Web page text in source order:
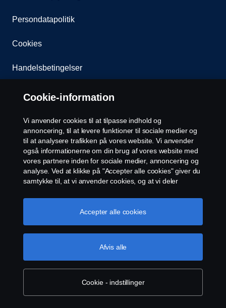
Persondatapolitik
Cookies
Handelsbetingelser
Kontakt os
Whistleblowing
EU Datalicensaftale
Cookie-indstillinger
© Copyright Scania 2026. All rights reserved.
Scania Danmark A/S, Industribuen 19, 2635 Ishøj,
Danmark. CVR-nummer DK17045210.
Cookie-information
Vi anvender cookies til at tilpasse indhold og
annoncering, til at levere funktioner til sociale medier og
til at analysere trafikken på vores website. Vi anvender
også informationerne om din brug af vores website med
vores partnere inden for sociale medier, annoncering og
analyse. Ved at klikke på "Accepter alle cookies" giver du
samtykke til, at vi anvender cookies, og at vi deler
vi bruger cookies, kan du besøge vores afsnit om
cookies, som du kan finde ved enten at klikke på linket
Cookie - indstillinger
Afvis alle
Accepter alle cookies